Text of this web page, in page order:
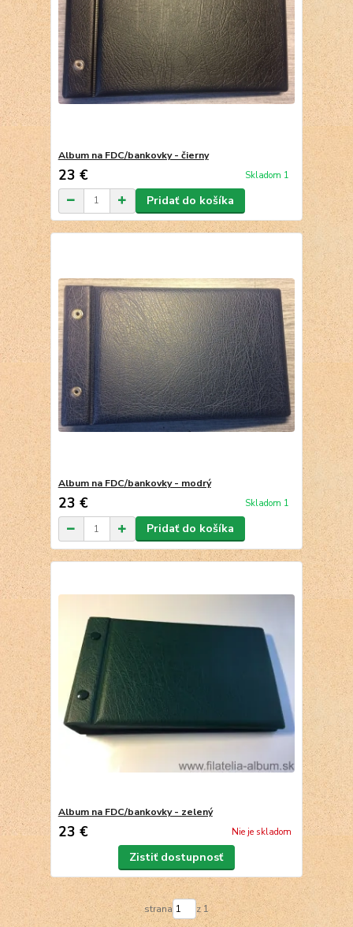
Album na FDC/bankovky - čierny
23 € Skladom 1
Pridať do košíka
Album na FDC/bankovky - modrý
23 € Skladom 1
Pridať do košíka
Album na FDC/bankovky - zelený
23 € Nie je skladom
Zistiť dostupnosť
strana z 1